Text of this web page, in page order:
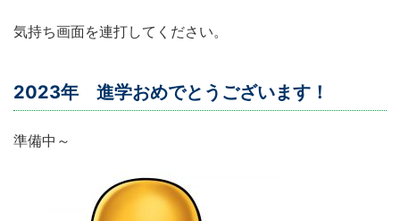
気持ち画面を連打してください。
2023年 進学おめでとうございます！
準備中～